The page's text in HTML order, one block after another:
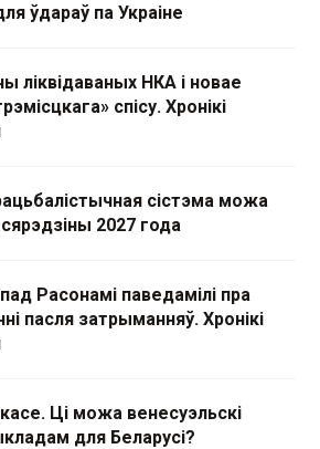
ўдараў па Украіне
ліквідаваных НКА і новае
спісу. Хронікі
сістэма можа
2027 года
Расонамі паведамілі пра
пасля затрыманняў. Хронікі
Ці можа венесуэльскі
для Беларусі?